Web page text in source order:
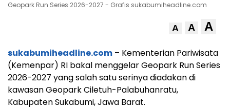
Geopark Run Series 2026-2027 - Grafis sukabumiheadline.com
A A A
sukabumiheadline.com – Kementerian Pariwisata
(Kemenpar) RI bakal menggelar Geopark Run Series
2026-2027 yang salah satu serinya diadakan di
kawasan Geopark Ciletuh-Palabuhanratu,
Kabupaten Sukabumi, Jawa Barat.